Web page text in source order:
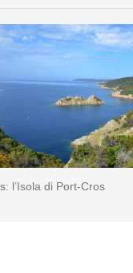
l’Isola di Port-Cros